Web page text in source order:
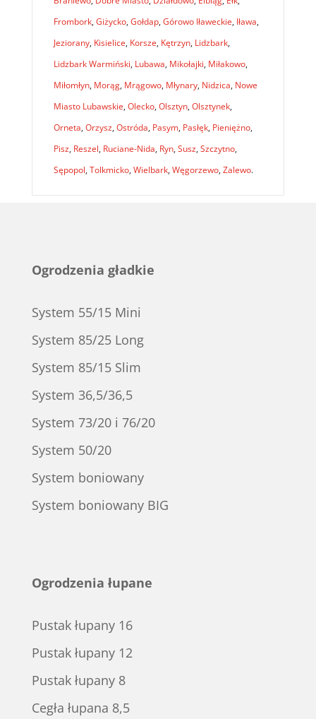
Frombork, Giżycko, Gołdap, Górowo Iławeckie, Iława,
Jeziorany, Kisielice, Korsze, Kętrzyn, Lidzbark,
Lidzbark Warmiński, Lubawa, Mikołajki, Miłakowo,
Miłomłyn, Morąg, Mrągowo, Młynary, Nidzica, Nowe
Miasto Lubawskie, Olecko, Olsztyn, Olsztynek,
Orneta, Orzysz, Ostróda, Pasym, Pasłęk, Pieniężno,
Pisz, Reszel, Ruciane-Nida, Ryn, Susz, Szczytno,
Sępopol, Tolkmicko, Wielbark, Węgorzewo, Zalewo.
Ogrodzenia gładkie
System 55/15 Mini
System 85/25 Long
System 85/15 Slim
System 36,5/36,5
System 73/20 i 76/20
System 50/20
System boniowany
System boniowany BIG
Ogrodzenia łupane
Pustak łupany 16
Pustak łupany 12
Pustak łupany 8
Cegła łupana 8,5